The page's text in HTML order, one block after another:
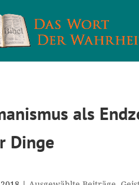
als
Dinge